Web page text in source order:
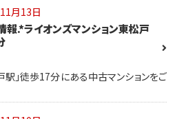
月13日
報.*ライオンズマンション東松戸
」徒歩17分にある中古マンションをご